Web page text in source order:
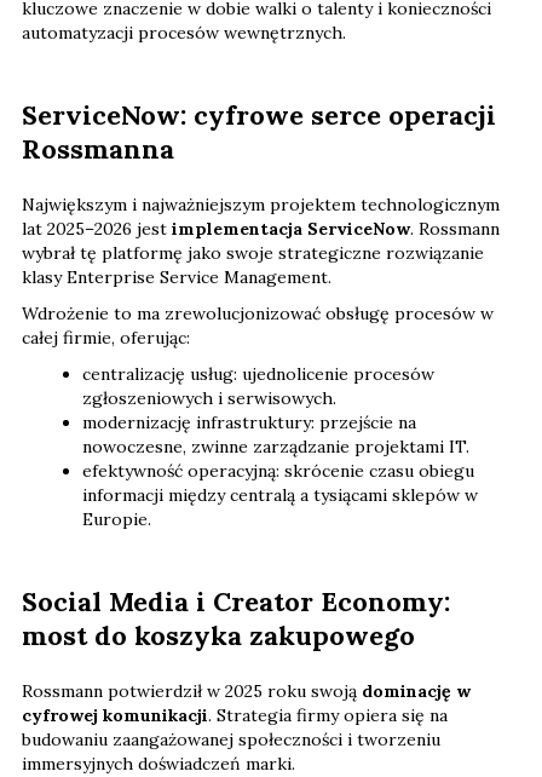
kluczowe znaczenie w dobie walki o talenty i konieczności
automatyzacji procesów wewnętrznych.
ServiceNow: cyfrowe serce operacji
Rossmanna
Największym i najważniejszym projektem technologicznym
lat 2025–2026 jest implementacja ServiceNow. Rossmann
wybrał tę platformę jako swoje strategiczne rozwiązanie
klasy Enterprise Service Management.
Wdrożenie to ma zrewolucjonizować obsługę procesów w
całej firmie, oferując:
centralizację usług: ujednolicenie procesów
zgłoszeniowych i serwisowych.
modernizację infrastruktury: przejście na
nowoczesne, zwinne zarządzanie projektami IT.
efektywność operacyjną: skrócenie czasu obiegu
informacji między centralą a tysiącami sklepów w
Europie.
Social Media i Creator Economy:
most do koszyka zakupowego
Rossmann potwierdził w 2025 roku swoją dominację w
cyfrowej komunikacji. Strategia firmy opiera się na
budowaniu zaangażowanej społeczności i tworzeniu
immersyjnych doświadczeń marki.